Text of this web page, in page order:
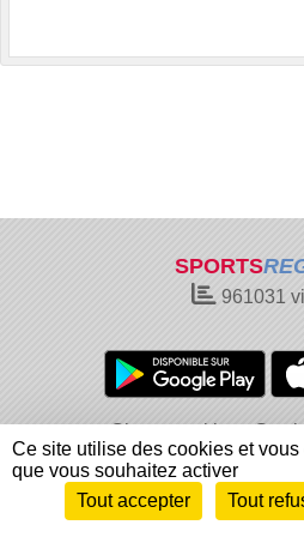
SPORTS
961031
Charte cookies
Informations légales
Signaler
Envie de participer ?
Ce site utilise des cookies et
que vous souhaitez activer
Tout accepter
Tout